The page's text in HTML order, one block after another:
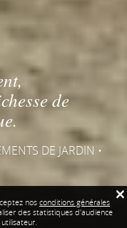
de
DE JARDIN •
×
nos conditions générales
des statistiques d'audience